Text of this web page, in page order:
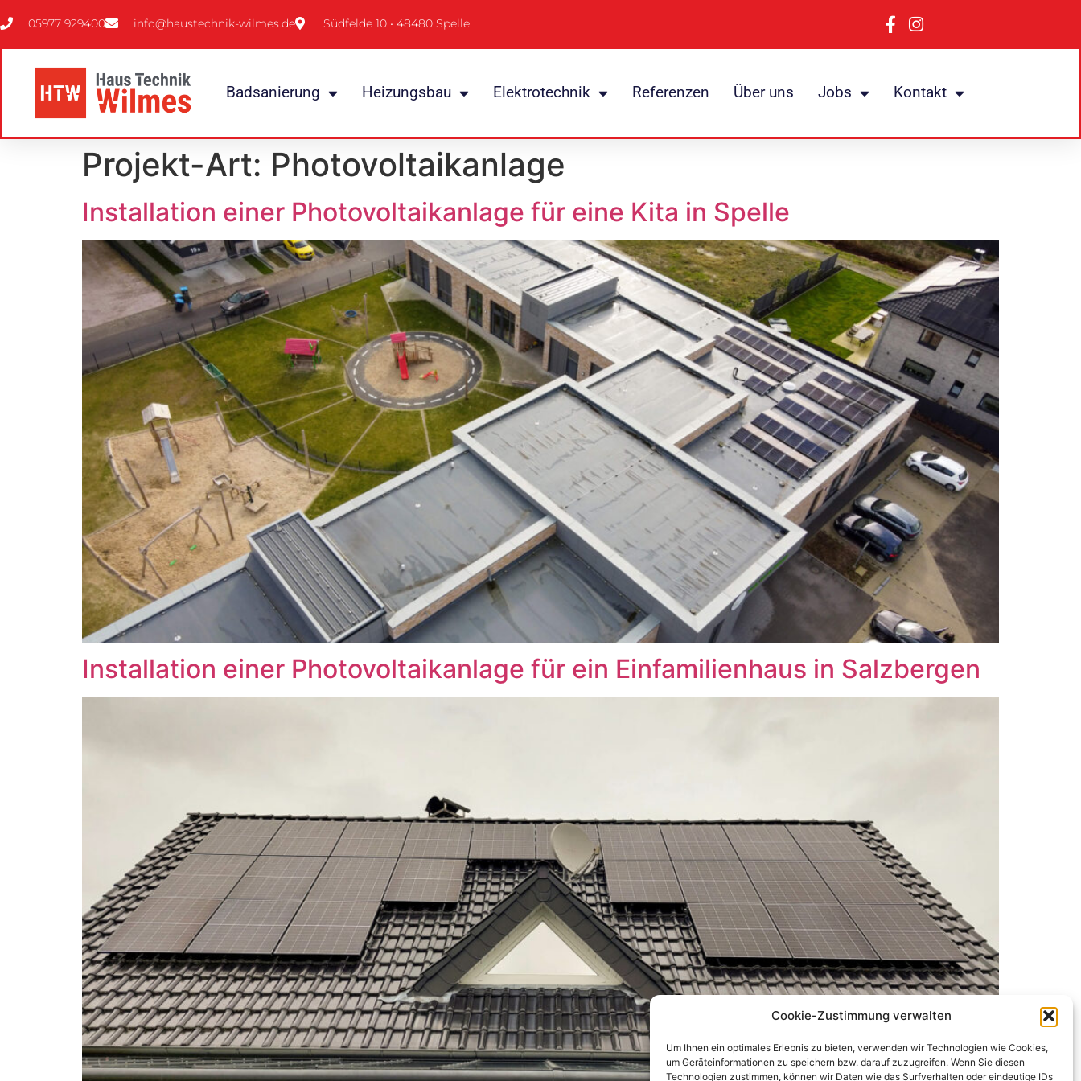
Cookie-Zustimmung verwalten
Um Ihnen ein optimales Erlebnis zu bieten, verwenden wir Technologien wie Cookies,
um Geräteinformationen zu speichern bzw. darauf zuzugreifen. Wenn Sie diesen
Technologien zustimmen, können wir Daten wie das Surfverhalten oder eindeutige IDs
05977 929400 info@haustechnik-wilmes.de Südfelde 10 • 48480 Spelle
Badsanierung Heizungsbau Elektrotechnik Referenzen Über uns Jobs Kontakt
Projekt-Art: Photovoltaikanlage
Installation einer Photovoltaikanlage für eine Kita in Spelle
Installation einer Photovoltaikanlage für ein Einfamilienhaus in Salzbergen